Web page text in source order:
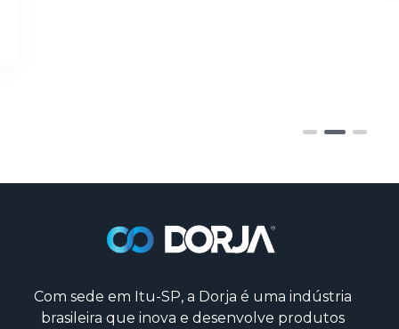
Com sede em Itu-SP, a Dorja é uma indústria
brasileira que inova e desenvolve produtos